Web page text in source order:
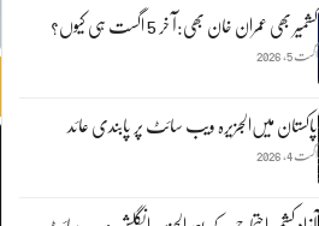
کشمیر بھی عمران خان بھی:آ خر 5 اگست ہی کیوں؟
اگست 5, 2026
پاکستان میں‌الجزیرہ ویب سائٹ پر پابندی عائد
اگست 4, 2026